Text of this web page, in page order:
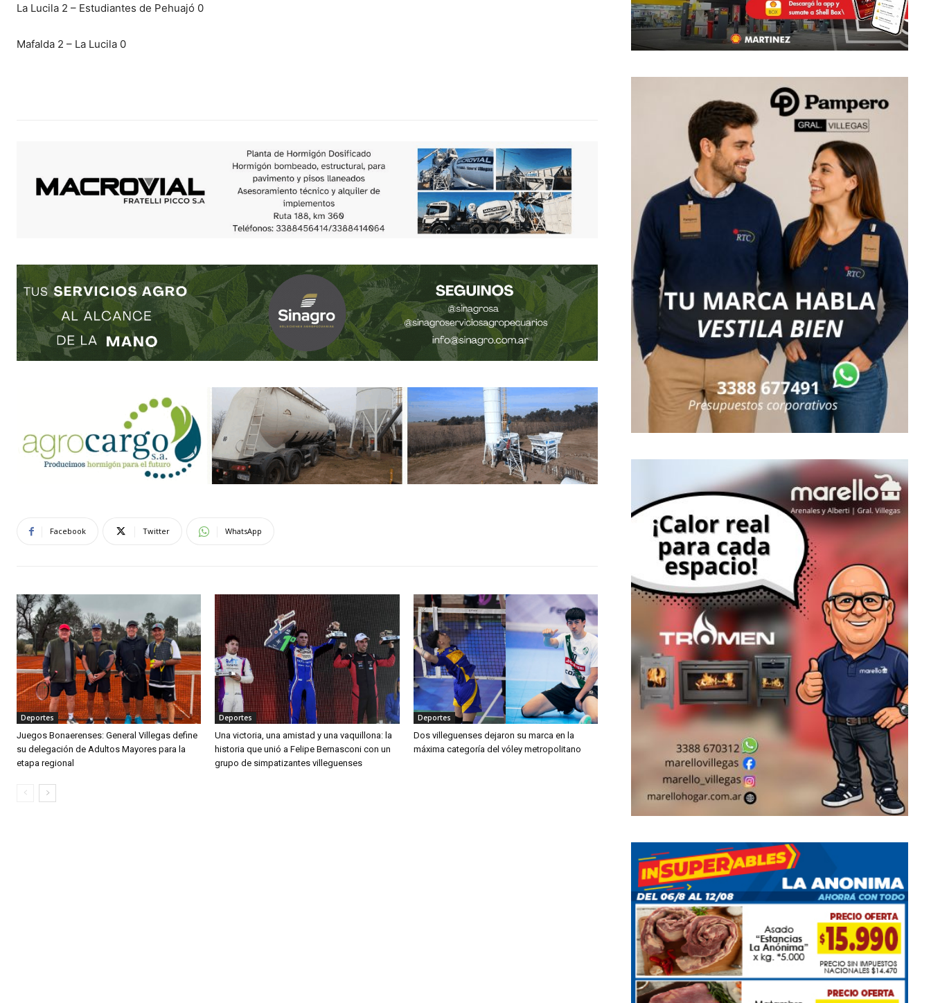
La Lucila 2 – Estudiantes de Pehuajó 0
Mafalda 2 – La Lucila 0
Facebook Twitter WhatsApp
Deportes
Juegos Bonaerenses: General Villegas define
su delegación de Adultos Mayores para la
etapa regional
Deportes
Una victoria, una amistad y una vaquillona: la
historia que unió a Felipe Bernasconi con un
grupo de simpatizantes villeguenses
Deportes
Dos villeguenses dejaron su marca en la
máxima categoría del vóley metropolitano